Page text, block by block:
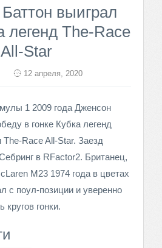
выиграл
легенд The-Race
All-Star
12 апреля, 2020
1 2009 года Дженсон
в гонке Кубка легенд
The-Race All-Star. Заезд
в RFactor2. Британец,
M23 1974 года в цветах
с поул-позиции и уверенно
кругов гонки.